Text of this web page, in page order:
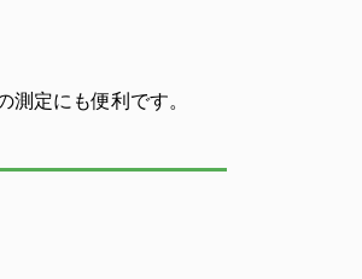
定にも便利です。